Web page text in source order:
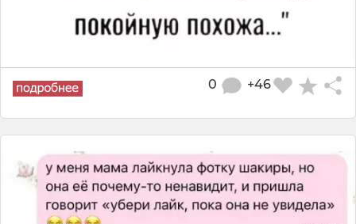
+46
0